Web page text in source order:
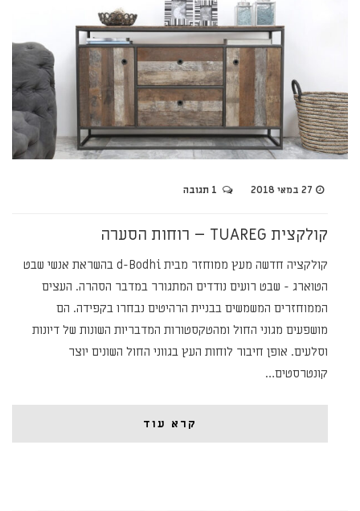
27 במאי 2018
קולקצית TUAREG – רוחות הסערה
קולקציה חדשה מעץ ממוחזר מבית d-Bodhi בהשראת אנשי שבט
הטוארג - שבט רועים נודדים המתגורר במדבר הסהרה. העצים
הממוחזרים המשמשים בבניית הרהיטים נבחרו בקפידה. הם
מושפעים מגוני החול ומהטקסטורות המדבריות השונות של דיונות
וסלעים. אופן חיבור לוחות העץ בגווני החול השונים יוצר
קונטרסטים…
קרא עוד